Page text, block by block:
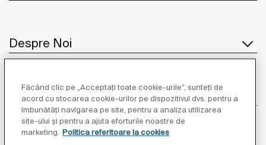
Despre Noi
Inspirație
Unde să ne găsiți
Făcând clic pe „Acceptați toate cookie-urile”, sunteți de
acord cu stocarea cookie-urilor pe dispozitivul dvs. pentru a
îmbunătăți navigarea pe site, pentru a analiza utilizarea
site-ului și pentru a ajuta eforturile noastre de
marketing. Politica referitoare la cookies